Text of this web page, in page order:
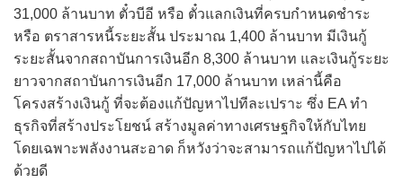
31,000 ล้านบาท ตั๋วบีอี หรือ ตั๋วแลกเงินที่ครบกำหนดชำระ
หรือ ตราสารหนี้ระยะสั้น ประมาณ 1,400 ล้านบาท มีเงินกู้
ระยะสั้นจากสถาบันการเงินอีก 8,300 ล้านบาท และเงินกู้ระยะ
ยาวจากสถาบันการเงินอีก 17,000 ล้านบาท เหล่านี้คือ
โครงสร้างเงินกู้ ที่จะต้องแก้ปัญหาไปทีละเปราะ ซึ่ง EA ทำ
ธุรกิจที่สร้างประโยชน์ สร้างมูลค่าทางเศรษฐกิจให้กับไทย
โดยเฉพาะพลังงานสะอาด ก็หวังว่าจะสามารถแก้ปัญหาไปได้
ด้วยดี